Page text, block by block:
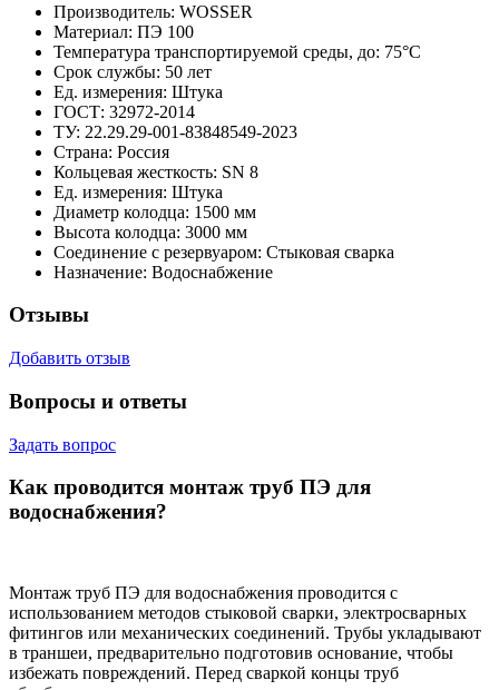
Производитель: WOSSER
Материал: ПЭ 100
Температура транспортируемой среды, до: 75°С
Срок службы: 50 лет
Ед. измерения: Штука
ГОСТ: 32972-2014
ТУ: 22.29.29-001-83848549-2023
Страна: Россия
Кольцевая жесткость: SN 8
Ед. измерения: Штука
Диаметр колодца: 1500 мм
Высота колодца: 3000 мм
Соединение с резервуаром: Стыковая сварка
Назначение: Водоснабжение
Отзывы
Добавить отзыв
Вопросы и ответы
Задать вопрос
Как проводится монтаж труб ПЭ для
водоснабжения?
Монтаж труб ПЭ для водоснабжения проводится с
использованием методов стыковой сварки, электросварных
фитингов или механических соединений. Трубы укладывают
в траншеи, предварительно подготовив основание, чтобы
избежать повреждений. Перед сваркой концы труб